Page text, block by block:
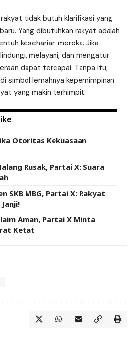
tidak butuh klarifikasi yang
Yang dibutuhkan rakyat adalah
keseharian mereka. Jika
melayani, dan mengatur
dapat tercapai. Tanpa itu,
simbol lemahnya kepemimpinan
yang makin terhimpit.
Otoritas Kekuasaan
Rusak, Partai X: Suara
SKB MBG, Partai X: Rakyat
Aman, Partai X Minta
Ketat